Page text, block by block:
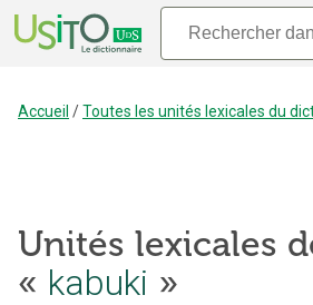
Accueil /Toutes les unités lexicales du
Unités lexicales
« kabuki »